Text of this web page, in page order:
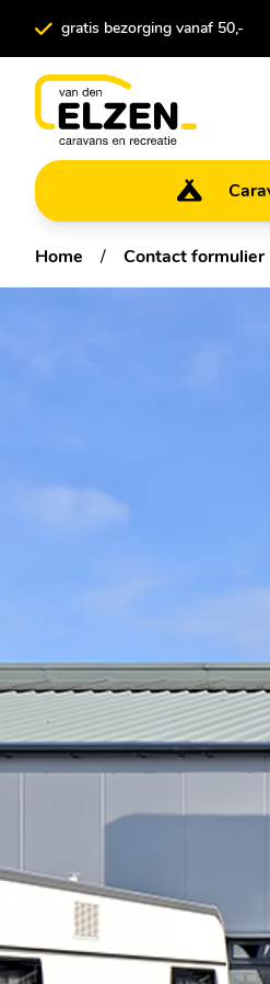
gratis bezorging vanaf 50,-
Home / Contact formulier